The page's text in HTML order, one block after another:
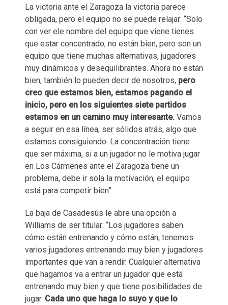
La victoria ante el Zaragoza la victoria parece
obligada, pero el equipo no se puede relajar: “Solo
con ver ele nombre del equipo que viene tienes
que estar concentrado, no están bien, pero son un
equipo que tiene muchas alternativas, jugadores
muy dinámicos y desequilibrantes. Ahora no están
bien, también lo pueden decir de nosotros, pero
creo que estamos bien, estamos pagando el
inicio, pero en los siguientes siete partidos
estamos en un camino muy interesante. Vamos
a seguir en esa línea, ser sólidos atrás, algo que
estamos consiguiendo. La concentración tiene
que ser máxima, si a un jugador no le motiva jugar
en Los Cármenes ante el Zaragoza tiene un
problema, debe ir sola la motivación, el equipo
está para competir bien”.
La baja de Casadesús le abre una opción a
Williams de ser titular: “Los jugadores saben
cómo están entrenando y cómo están, tenemos
varios jugadores entrenando muy bien y jugadores
importantes que van a rendir. Cualquier alternativa
que hagamos va a entrar un jugador que está
entrenando muy bien y que tiene posibilidades de
jugar. Cada uno que haga lo suyo y que lo